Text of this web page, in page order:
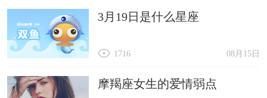
3月19日是什么星座
08月15日
1716
摩羯座女生的爱情弱点